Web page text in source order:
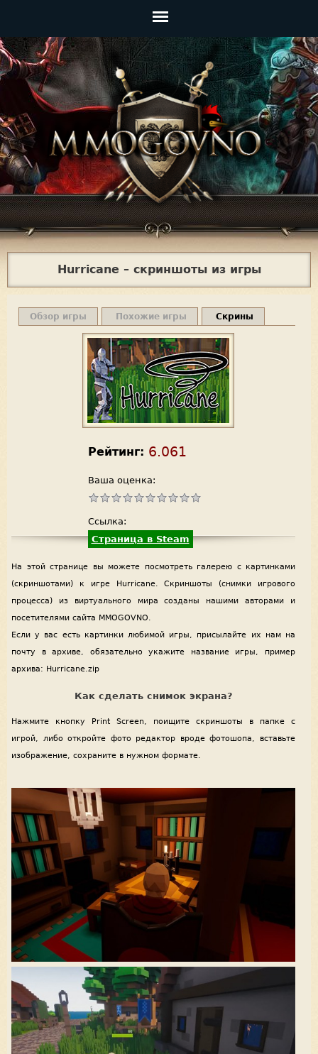
Главное
меню
Jump to navigation
Hurricane – скриншоты из игры
Обзор игры Похожие игры Скрины
Рейтинг: 6.061
Ваша оценка:
Ссылка:
Страница в Steam
На этой странице вы можете посмотреть галерею с картинками
(скриншотами) к игре Hurricane. Скриншоты (снимки игрового
процесса) из виртуального мира созданы нашими авторами и
посетителями сайта MMOGOVNO.
Если у вас есть картинки любимой игры, присылайте их нам на
почту в архиве, обязательно укажите название игры, пример
архива: Hurricane.zip
Как сделать снимок экрана?
Нажмите кнопку Print Screen, поищите скриншоты в папке с
игрой, либо откройте фото редактор вроде фотошопа, вставьте
изображение, сохраните в нужном формате.